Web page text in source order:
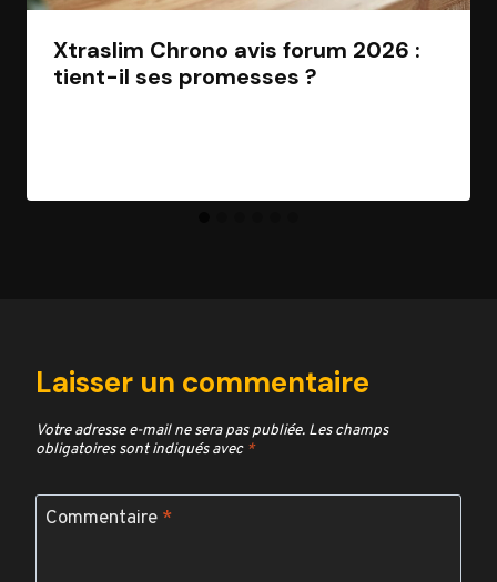
Xtraslim Chrono avis forum 2026 :
tient-il ses promesses ?
Laisser un commentaire
Votre adresse e-mail ne sera pas publiée. Les champs
obligatoires sont indiqués avec *
Commentaire *